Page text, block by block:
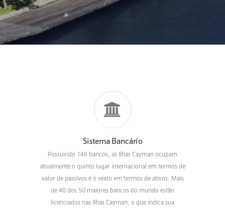
Sistema Bancário
Possuindo 146 bancos, as Ilhas Cayman ocupam
atualmente o quinto lugar internacional em termos de
valor de passivos e o sexto em termos de ativos. Mais
de 40 dos 50 maiores bancos do mundo estão
licenciados nas Ilhas Cayman, o que indica sua